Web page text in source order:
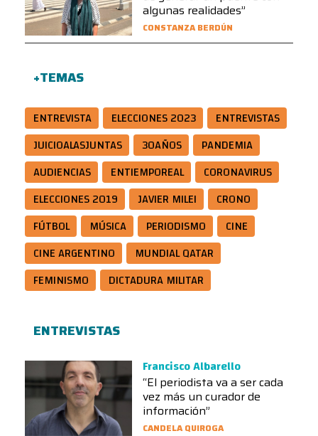
algunas realidades”
CONSTANZA BERDÚN
+TEMAS
ENTREVISTA ELECCIONES 2023
ENTREVISTAS
JUICIOALASJUNTAS
30AÑOS
PANDEMIA
AUDIENCIAS
ENTIEMPOREAL
CORONAVIRUS
ELECCIONES 2019
JAVIER MILEI
CRONO
FÚTBOL
MÚSICA PERIODISMO
CINE
CINE ARGENTINO
MUNDIAL QATAR
FEMINISMO
DICTADURA MILITAR
ENTREVISTAS
Francisco Albarello
“El periodista va a ser cada
vez más un curador de
información”
CANDELA QUIROGA